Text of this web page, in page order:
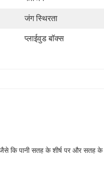
जंग स्थिरता
प्लाईवुड बॉक्स
जैसे कि पानी सतह के शीर्ष पर और